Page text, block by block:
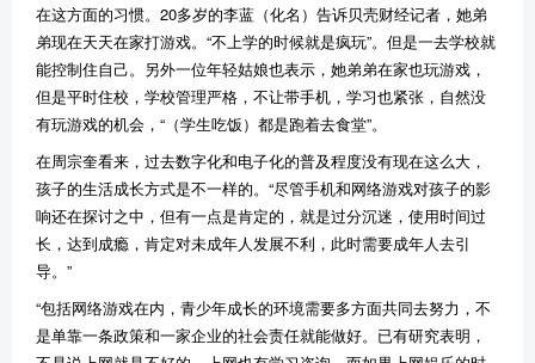
在这方面的习惯。20多岁的李蓝（化名）告诉贝壳财经记者，她弟
弟现在天天在家打游戏。“不上学的时候就是疯玩”。但是一去学校就
能控制住自己。另外一位年轻姑娘也表示，她弟弟在家也玩游戏，
但是平时住校，学校管理严格，不让带手机，学习也紧张，自然没
有玩游戏的机会，“（学生吃饭）都是跑着去食堂”。
在周宗奎看来，过去数字化和电子化的普及程度没有现在这么大，
孩子的生活成长方式是不一样的。“尽管手机和网络游戏对孩子的影
响还在探讨之中，但有一点是肯定的，就是过分沉迷，使用时间过
长，达到成瘾，肯定对未成年人发展不利，此时需要成年人去引
导。”
“包括网络游戏在内，青少年成长的环境需要多方面共同去努力，不
是单靠一条政策和一家企业的社会责任就能做好。已有研究表明，